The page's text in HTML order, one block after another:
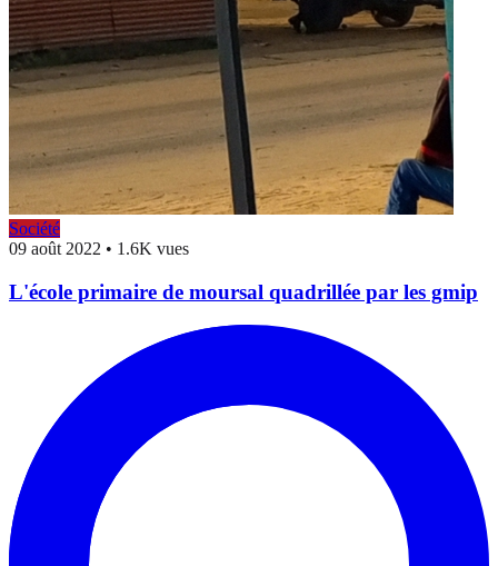
Société
09 août 2022 • 1.6K vues
L'école primaire de moursal quadrillée par les gmip